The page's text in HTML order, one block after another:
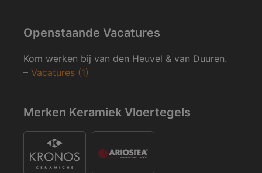
Openstaande Vacatures
Kom werken bij van den Heuvel & van Duuren.
– Vacatures (1)
Merken Keramiek Vloertegels